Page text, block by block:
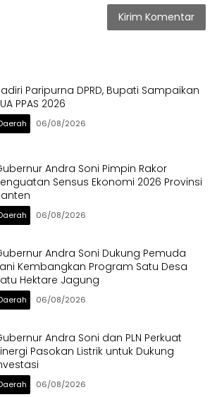
Paripurna DPRD, Bupati Sampaikan
PPAS 2026
06/08/2026
Andra Soni Pimpin Rakor
Sensus Ekonomi 2026 Provinsi
06/08/2026
Andra Soni Dukung Pemuda
Kembangkan Program Satu Desa
Hektare Jagung
06/08/2026
Andra Soni dan PLN Perkuat
Pasokan Listrik untuk Dukung
06/08/2026